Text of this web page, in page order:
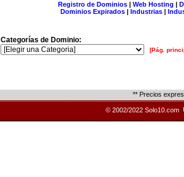
Registro de Dominios| Web Hosting |
Dominios Expirados | Industrias |
Categorías de Dominio:
[Pág.
** Precios
© 2002/2022 Solo10.com